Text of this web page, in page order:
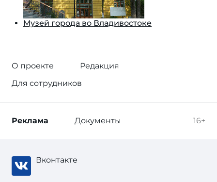
Музей города во Владивостоке
О проекте
Редакция
Для сотрудников
16+
Реклама Документы
Вконтакте